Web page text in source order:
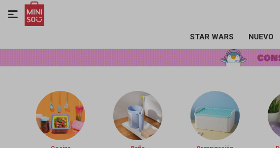
STAR WARS NUEVO
